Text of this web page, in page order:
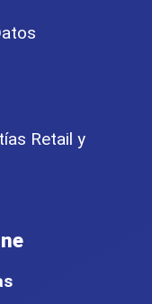
Retail y